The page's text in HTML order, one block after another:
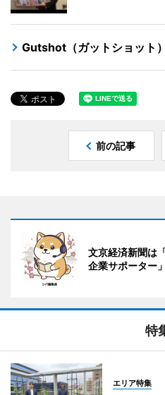
Gutshot（ガットショット）
前の記事
文京経済新聞は
企業サポーター
特
エリア特集